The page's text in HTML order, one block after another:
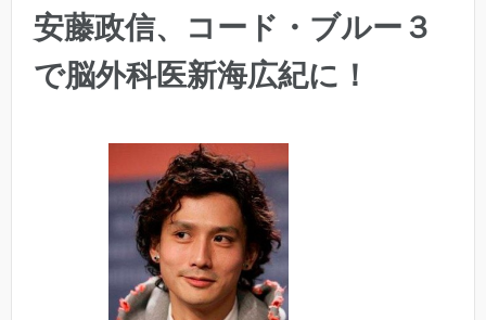
安藤政信、コード・ブルー３
で脳外科医新海広紀に！